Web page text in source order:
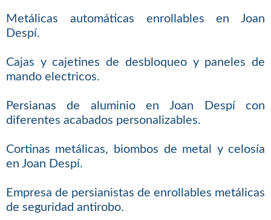
Metálicas automáticas enrollables en Joan
Despí.
Cajas y cajetines de desbloqueo y paneles de
mando electricos.
Persianas de aluminio en Joan Despí con
diferentes acabados personalizables.
Cortinas metálicas, biombos de metal y celosía
en Joan Despí.
Empresa de persianistas de enrollables metálicas
de seguridad antirobo.